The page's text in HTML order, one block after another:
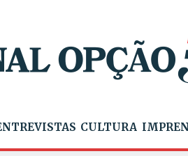
CULTURA